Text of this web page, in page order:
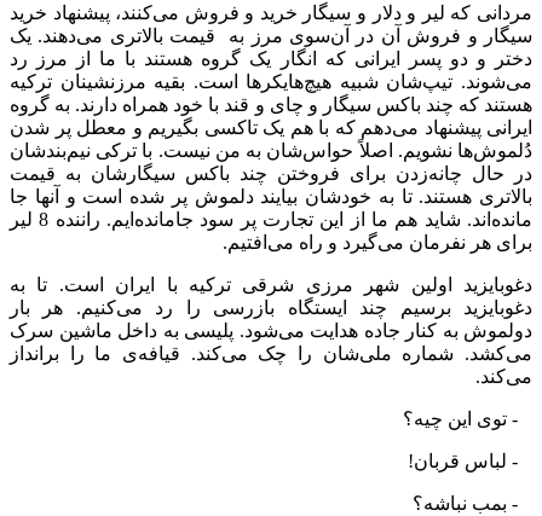
مردانی که لیر و دلار و سیگار خرید و فروش می‌کنند، پیشنهاد خرید
سیگار و فروش آن در آن‌سوی مرز به قیمت بالاتری می‌دهند. یک
دختر و دو پسر ایرانی که انگار یک گروه هستند با ما از مرز رد
می‌شوند. تیپ‌شان شبیه هیچ‌هایکرها است. بقیه مرزنشینان ترکیه
هستند که چند باکس سیگار و چای و قند با خود همراه دارند. به گروه
ایرانی پیشنهاد می‌دهم که با هم یک تاکسی بگیریم و معطل پر شدن
دُلموش‌ها نشویم. اصلاً حواس‌شان به من نیست. با ترکی نیم‌بندشان
در حال چانه‌زدن برای فروختن چند باکس سیگارشان به قیمت
بالاتری هستند. تا به خودشان بیایند دلموش پر شده است و آنها جا
مانده‌اند. شاید هم ما از این تجارت پر سود جامانده‌ایم. راننده 8 لیر
برای هر نفرمان می‌گیرد و راه می‌افتیم.
دغوبایزید اولین شهر مرزی شرقی ترکیه با ایران است. تا به
دغوبایزید برسیم چند ایستگاه بازرسی را رد می‌کنیم. هر بار
دولموش به کنار جاده هدایت می‌شود. پلیسی به داخل ماشین سرک
می‌کشد. شماره ملی‌شان را چک می‌کند. قیافه‌ی ما را برانداز
می‌کند.
- توی این چیه؟
- لباس قربان!
- بمب نباشه؟